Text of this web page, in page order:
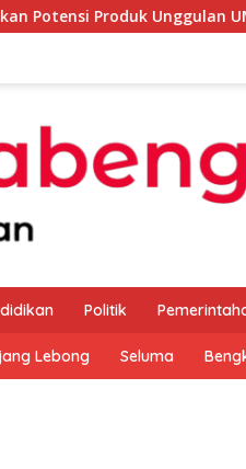
Unggulan UMKM Melalui
Politik
Lebong Seluma